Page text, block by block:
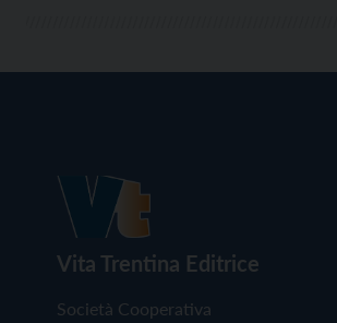
Vita Trentina Editrice
Società Cooperativa